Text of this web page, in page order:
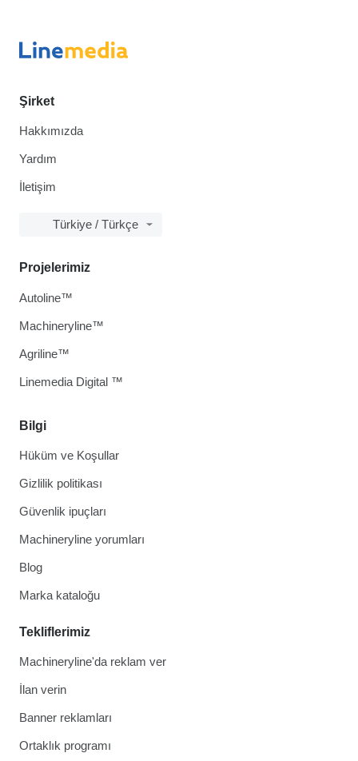
Şirket
Hakkımızda
Yardım
İletişim
Türkiye / Türkçe
Bilgi
Hüküm ve Koşullar
Gizlilik politikası
Güvenlik ipuçları
Machineryline yorumları
Blog
Marka kataloğu
Tekliflerimiz
Machineryline'da reklam ver
İlan verin
Banner reklamları
Ortaklık programı
Projelerimiz
Autoline™
Machineryline™
Agriline™
Linemedia Digital ™